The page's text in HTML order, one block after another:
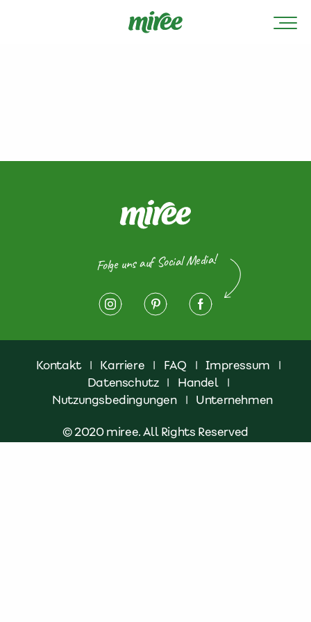
Folge uns auf Social Media!
Kontakt | Karriere | FAQ | Impressum
|
Datenschutz | Handel
|
Nutzungsbedingungen
| Unternehmen
© 2020 miree. All Rights Reserved